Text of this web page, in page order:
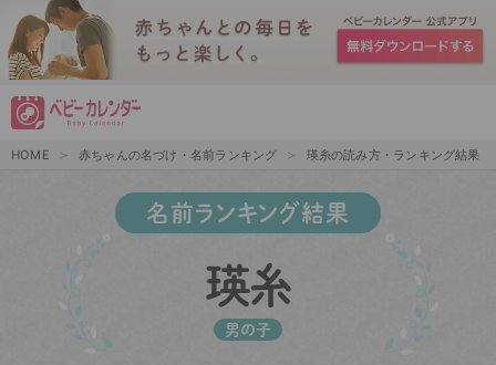
HOME 赤ちゃんの名づけ・名前ランキング 瑛糸の読み方・ランキング結果
名前ランキング結果
瑛糸
男の子